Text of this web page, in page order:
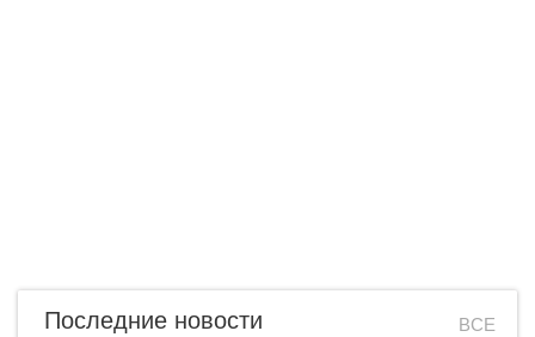
Последние новости ВСЕ